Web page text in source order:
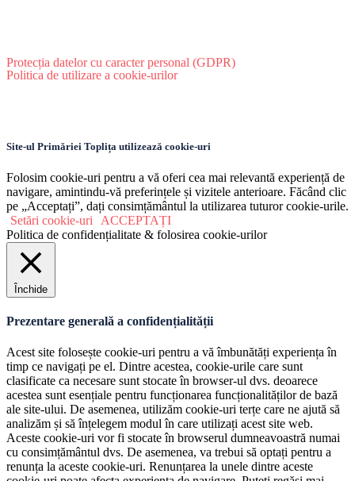
Protecția datelor cu caracter personal (GDPR)
Politica de utilizare a cookie-urilor
Site-ul Primăriei Toplița utilizează cookie-uri
Folosim cookie-uri pentru a vă oferi cea mai relevantă experiență de
navigare, amintindu-vă preferințele și vizitele anterioare. Făcând clic
pe „Acceptați”, dați consimțământul la utilizarea tuturor cookie-urile.
Setări cookie-uri
ACCEPTAȚI
Politica de confidențialitate & folosirea cookie-urilor
Închide
Prezentare generală a confidențialității
Acest site folosește cookie-uri pentru a vă îmbunătăți experiența în
timp ce navigați pe el. Dintre acestea, cookie-urile care sunt
clasificate ca necesare sunt stocate în browser-ul dvs. deoarece
acestea sunt esențiale pentru funcționarea funcționalităților de bază
ale site-ului. De asemenea, utilizăm cookie-uri terțe care ne ajută să
analizăm și să înțelegem modul în care utilizați acest site web.
Aceste cookie-uri vor fi stocate în browserul dumneavoastră numai
cu consimțământul dvs. De asemenea, va trebui să optați pentru a
renunța la aceste cookie-uri. Renunțarea la unele dintre aceste